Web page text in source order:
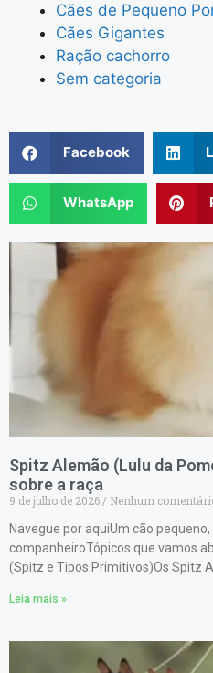
Cães de Pequeno
Cães Gigantes
Ração cachorro
Sem categoria
Facebook
WhatsApp
Spitz Alemão (Lulu da
sobre a raça
9 de julho de 2026
Nenhum
Navegue por aquiUm cão
companheiroTópicos que vamos
(Spitz e Tipos Primitivos)Os Spitz
Leia mais »